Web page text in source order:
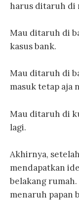
harus ditaruh di
Mau ditaruh di
kasus bank.
Mau ditaruh di
masuk tetap aja
Mau ditaruh di
lagi.
Akhirnya,
mendapatkan
belakang
menaruh papan